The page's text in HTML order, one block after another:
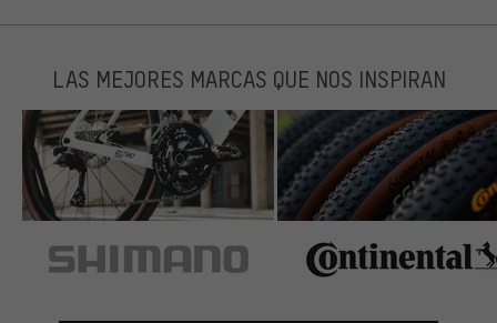
LAS MEJORES MARCAS QUE NOS INSPIRAN